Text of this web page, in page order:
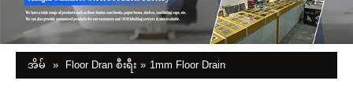
အိမ် » Floor Dran စီးရီး » 1mm Floor Drain